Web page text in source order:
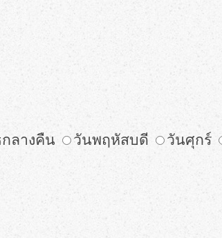
ลางคืน วันพฤหัสบดี วันศุกร์